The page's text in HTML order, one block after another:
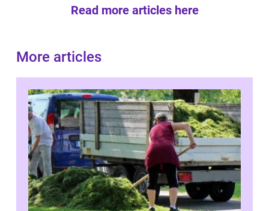
Read more articles here
More articles